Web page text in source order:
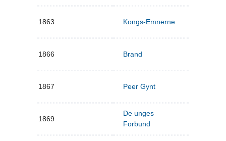
1863 Kongs-Emnerne
1866 Brand
1867 Peer Gynt
1869
De unges
Forbund